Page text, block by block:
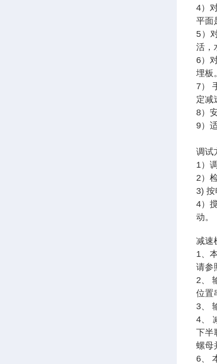
4）
平面
5）
活，
6）
埋板
7）
定减
8）
9）
调试
1）
2）
3)
4）
动。
减速
1、
请参
2、
位置
3、
4、
下半
螺母
6、